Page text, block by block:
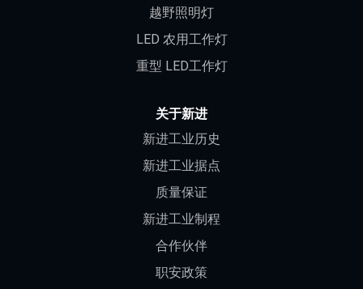
越野照明灯
LED 农用工作灯
重型 LED工作灯
关于新进
新进工业历史
新进工业据点
质量保证
新进工业制程
合作伙伴
职安政策